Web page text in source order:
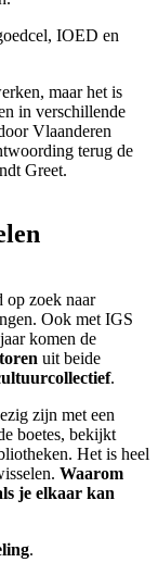
IOED en
maar het is
in verschillende
Vlaanderen
terug de
Greet.
op zoek naar
Ook met IGS
komen de
uit beide
.
zijn met een
boetes, bekijkt
Het is heel
Waarom
je elkaar kan
.